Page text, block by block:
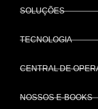
SOLUÇÕES
TECNOLOGIA
CENTRAL DE
NOSSOS E-BOOKS